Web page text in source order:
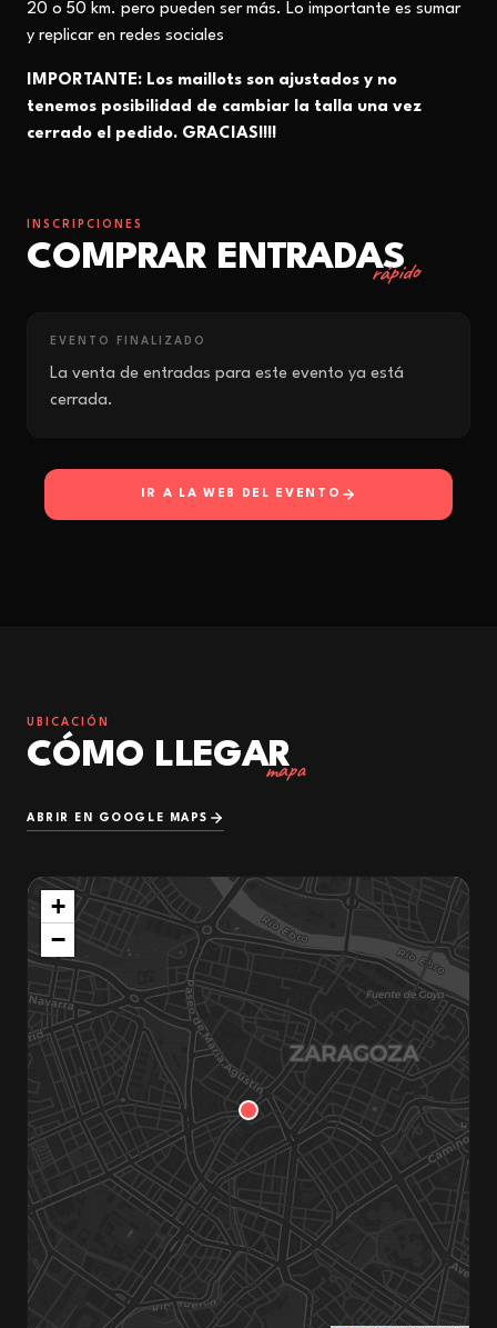
20 o 50 km. pero pueden ser más. Lo importante es sumar
y replicar en redes sociales
IMPORTANTE: Los maillots son ajustados y no
tenemos posibilidad de cambiar la talla una vez
cerrado el pedido. GRACIAS!!!!
INSCRIPCIONES
COMPRAR ENTRADAS
rápido
EVENTO FINALIZADO
La venta de entradas para este evento ya está
cerrada.
IR A LA WEB DEL EVENTO
UBICACIÓN
CÓMO LLEGAR
mapa
ABRIR EN GOOGLE MAPS
+
−